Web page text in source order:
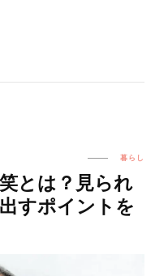
暮らし
とは？見られ
すポイントを